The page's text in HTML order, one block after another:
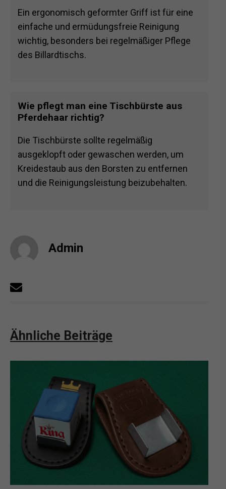
Ein ergonomisch geformter Griff ist für eine
einfache und ermüdungsfreie Reinigung
wichtig, besonders bei regelmäßiger Pflege
des Billardtischs.
Wie pflegt man eine Tischbürste aus
Pferdehaar richtig?
Die Tischbürste sollte regelmäßig
ausgeklopft oder gewaschen werden, um
Kreidestaub aus den Borsten zu entfernen
und die Reinigungsleistung beizubehalten.
Admin
Ähnliche Beiträge